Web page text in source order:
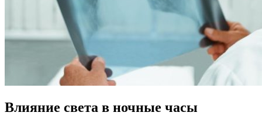
Влияние света в ночные часы